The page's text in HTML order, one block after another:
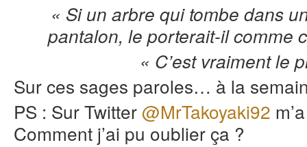
« Si un arbre qui tombe dans
pantalon, le porterait-il comme
« C’est vraiment le
Sur ces sages paroles… à la
PS : Sur Twitter @MrTakoyaki92
Comment j’ai pu oublier ça ?